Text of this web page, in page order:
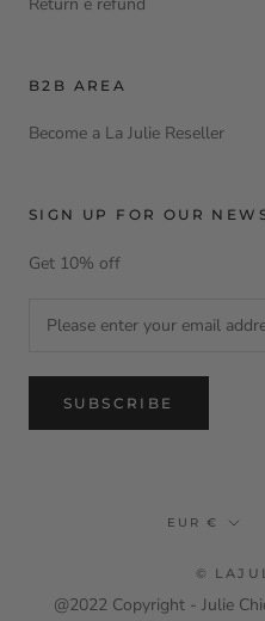
Return e refund
B2B AREA
Become a La Julie Reseller
SIGN UP FOR OUR
Get 10% off
SUBSCRIBE
Currency
EUR €
©
@2022 Copyright - Julie